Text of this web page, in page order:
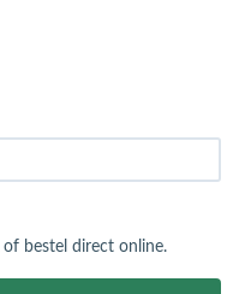
of bestel direct online.